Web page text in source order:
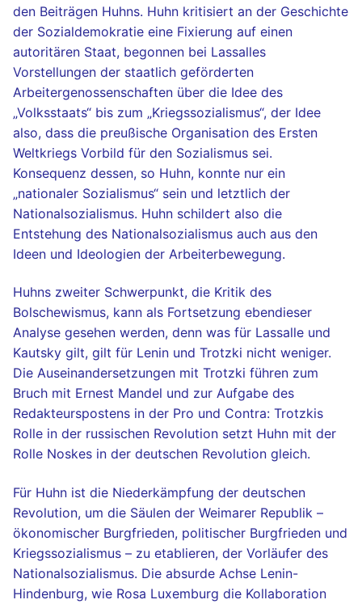
den Beiträgen Huhns. Huhn kritisiert an der Geschichte
der Sozialdemokratie eine Fixierung auf einen
autoritären Staat, begonnen bei Lassalles
Vorstellungen der staatlich geförderten
Arbeitergenossenschaften über die Idee des
„Volksstaats“ bis zum „Kriegssozialismus“, der Idee
also, dass die preußische Organisation des Ersten
Weltkriegs Vorbild für den Sozialismus sei.
Konsequenz dessen, so Huhn, konnte nur ein
„nationaler Sozialismus“ sein und letztlich der
Nationalsozialismus. Huhn schildert also die
Entstehung des Nationalsozialismus auch aus den
Ideen und Ideologien der Arbeiterbewegung.
Huhns zweiter Schwerpunkt, die Kritik des
Bolschewismus, kann als Fortsetzung ebendieser
Analyse gesehen werden, denn was für Lassalle und
Kautsky gilt, gilt für Lenin und Trotzki nicht weniger.
Die Auseinandersetzungen mit Trotzki führen zum
Bruch mit Ernest Mandel und zur Aufgabe des
Redakteurspostens in der Pro und Contra: Trotzkis
Rolle in der russischen Revolution setzt Huhn mit der
Rolle Noskes in der deutschen Revolution gleich.
Für Huhn ist die Niederkämpfung der deutschen
Revolution, um die Säulen der Weimarer Republik –
ökonomischer Burgfrieden, politischer Burgfrieden und
Kriegssozialismus – zu etablieren, der Vorläufer des
Nationalsozialismus. Die absurde Achse Lenin-
Hindenburg, wie Rosa Luxemburg die Kollaboration